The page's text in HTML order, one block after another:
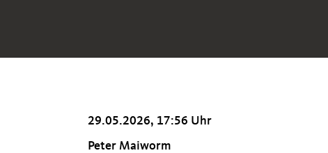
29.05.2026, 17:56 Uhr
Peter Maiworm